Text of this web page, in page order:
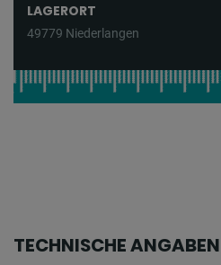
LAGERORT
49779 Niederlangen
TECHNISCHE ANGABEN